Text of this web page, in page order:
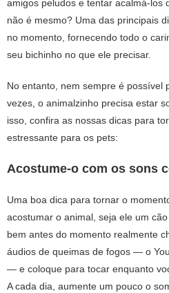
amigos peludos e tentar acalmá-los
não é mesmo? Uma das principais
no momento, fornecendo todo o
seu bichinho no que ele precisar.
No entanto, nem sempre é possível
vezes, o animalzinho precisa estar
isso, confira as nossas dicas para
estressante para os pets:
Acostume-o com os sons
Uma boa dica para tornar o
acostumar o animal, seja ele um
bem antes do momento realmente
áudios de queimas de fogos — o
— e coloque para tocar enquanto
A cada dia, aumente um pouco o